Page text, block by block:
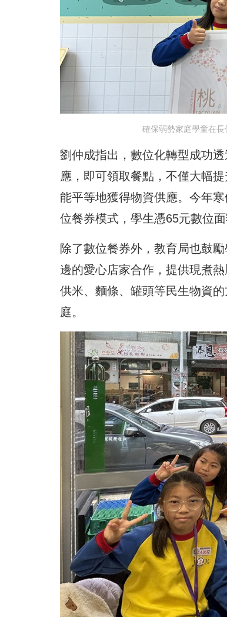
確保弱勢家庭學童在長
劉仲成指出，數位化轉型成功
應，即可領取餐點，不僅大幅
能平等地獲得物資供應。今年
位餐券模式，學生憑65元數位
除了數位餐券外，教育局也鼓
邊的愛心店家合作，提供現煮
供米、麵條、罐頭等民生物資
庭。